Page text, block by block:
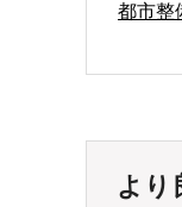
都市整
より